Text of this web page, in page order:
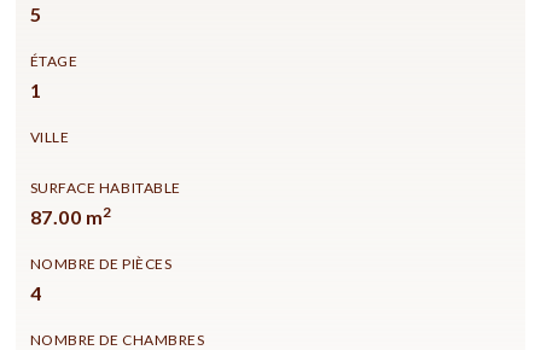
5
ÉTAGE
1
VILLE
SURFACE HABITABLE
87.00 m2
NOMBRE DE PIÈCES
4
NOMBRE DE CHAMBRES